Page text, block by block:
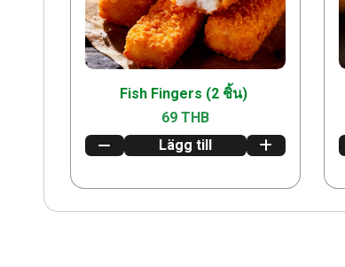
Fish Fingers (2 ชิ้น)
69 THB
Lägg till